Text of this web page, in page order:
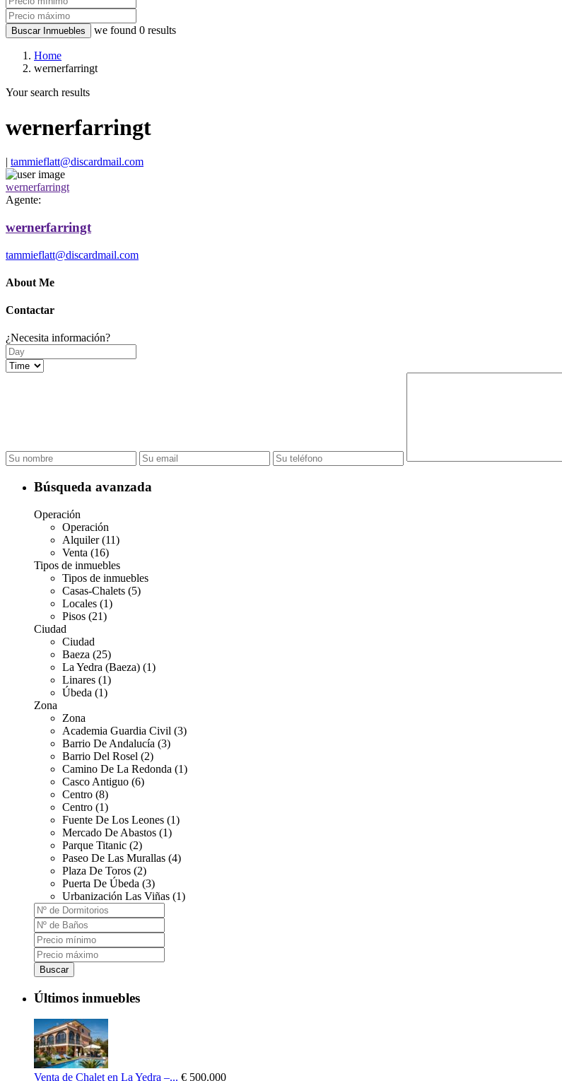
Buscar Inmuebles we found 0 results
Home
wernerfarringt
Your search results
wernerfarringt
| tammieflatt@discardmail.com
wernerfarringt
Agente:
wernerfarringt
tammieflatt@discardmail.com
About Me
Contactar
¿Necesita información?
Búsqueda avanzada
Operación
Operación
Alquiler (11)
Venta (16)
Tipos de inmuebles
Tipos de inmuebles
Casas-Chalets (5)
Locales (1)
Pisos (21)
Ciudad
Ciudad
Baeza (25)
La Yedra (Baeza) (1)
Linares (1)
Úbeda (1)
Zona
Zona
Academia Guardia Civil (3)
Barrio De Andalucía (3)
Barrio Del Rosel (2)
Camino De La Redonda (1)
Casco Antiguo (6)
Centro (8)
Centro (1)
Fuente De Los Leones (1)
Mercado De Abastos (1)
Parque Titanic (2)
Paseo De Las Murallas (4)
Plaza De Toros (2)
Puerta De Úbeda (3)
Urbanización Las Viñas (1)
Buscar
Últimos inmuebles
Venta de Chalet en La Yedra –... € 500.000